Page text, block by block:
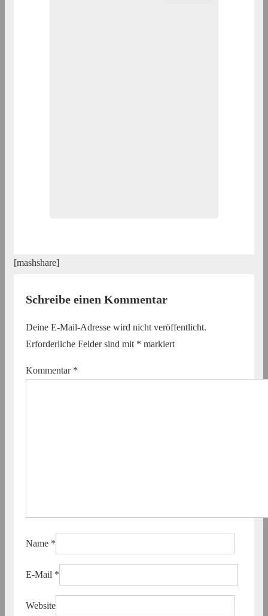
[mashshare]
Schreibe einen Kommentar
Deine E-Mail-Adresse wird nicht veröffentlicht.
Erforderliche Felder sind mit * markiert
Kommentar *
Name *
E-Mail *
Website